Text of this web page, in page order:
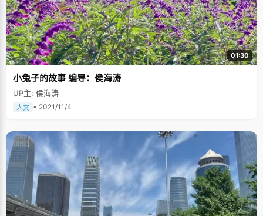
01:30
小兔子的故事 编导：侯海涛
UP主: 侯海涛
人文 • 2021/11/4